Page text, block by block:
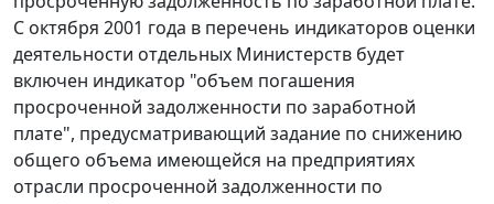
С октября 2001 года в перечень индикаторов оценки
деятельности отдельных Министерств будет
включен индикатор "объем погашения
просроченной задолженности по заработной
плате", предусматривающий задание по снижению
общего объема имеющейся на предприятиях
отрасли просроченной задолженности по